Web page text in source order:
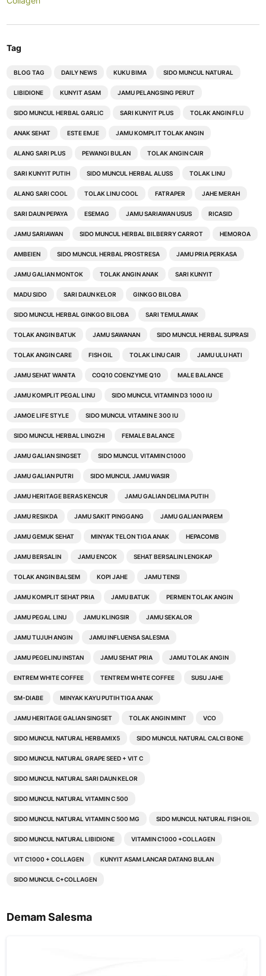
Tag
BLOG TAG DAILY NEWS KUKU BIMA SIDO MUNCUL NATURAL
LIBIDIONE KUNYIT ASAM JAMU PELANGSING PERUT
SIDO MUNCUL HERBAL GARLIC SARI KUNYIT PLUS TOLAK ANGIN FLU
ANAK SEHAT ESTE EMJE JAMU KOMPLIT TOLAK ANGIN
ALANG SARI PLUS PEWANGI BULAN TOLAK ANGIN CAIR
SARI KUNYIT PUTIH SIDO MUNCUL HERBAL ALUSS TOLAK LINU
ALANG SARI COOL TOLAK LINU COOL FATRAPER JAHE MERAH
SARI DAUN PEPAYA ESEMAG JAMU SARIAWAN USUS RICASID
JAMU SARIAWAN SIDO MUNCUL HERBAL BILBERRY CARROT HEMOROA
AMBEIEN SIDO MUNCUL HERBAL PROSTRESA JAMU PRIA PERKASA
JAMU GALIAN MONTOK TOLAK ANGIN ANAK SARI KUNYIT
MADU SIDO SARI DAUN KELOR GINKGO BILOBA
SIDO MUNCUL HERBAL GINKGO BILOBA SARI TEMULAWAK
TOLAK ANGIN BATUK JAMU SAWANAN SIDO MUNCUL HERBAL SUPRASI
TOLAK ANGIN CARE FISH OIL TOLAK LINU CAIR JAMU ULU HATI
JAMU SEHAT WANITA COQ10 COENZYME Q10 MALE BALANCE
JAMU KOMPLIT PEGAL LINU SIDO MUNCUL VITAMIN D3 1000 IU
JAMOE LIFE STYLE SIDO MUNCUL VITAMIN E 300 IU
SIDO MUNCUL HERBAL LINGZHI FEMALE BALANCE
JAMU GALIAN SINGSET SIDO MUNCUL VITAMIN C1000
JAMU GALIAN PUTRI SIDO MUNCUL JAMU WASIR
JAMU HERITAGE BERAS KENCUR JAMU GALIAN DELIMA PUTIH
JAMU RESIKDA JAMU SAKIT PINGGANG JAMU GALIAN PAREM
JAMU GEMUK SEHAT MINYAK TELON TIGA ANAK HEPACOMB
JAMU BERSALIN JAMU ENCOK SEHAT BERSALIN LENGKAP
TOLAK ANGIN BALSEM KOPI JAHE JAMU TENSI
JAMU KOMPLIT SEHAT PRIA JAMU BATUK PERMEN TOLAK ANGIN
JAMU PEGAL LINU JAMU KLINGSIR JAMU SEKALOR
JAMU TUJUH ANGIN JAMU INFLUENSA SALESMA
JAMU PEGELINU INSTAN JAMU SEHAT PRIA JAMU TOLAK ANGIN
ENTREM WHITE COFFEE TENTREM WHITE COFFEE SUSU JAHE
SM-DIABE MINYAK KAYU PUTIH TIGA ANAK
JAMU HERITAGE GALIAN SINGSET TOLAK ANGIN MINT VCO
SIDO MUNCUL NATURAL HERBAMIX5 SIDO MUNCUL NATURAL CALCI BONE
SIDO MUNCUL NATURAL GRAPE SEED + VIT C
SIDO MUNCUL NATURAL SARI DAUN KELOR
SIDO MUNCUL NATURAL VITAMIN C 500
SIDO MUNCUL NATURAL VITAMIN C 500 MG SIDO MUNCUL NATURAL FISH OIL
SIDO MUNCUL NATURAL LIBIDIONE VITAMIN C1000 +COLLAGEN
VIT C1000 + COLLAGEN KUNYIT ASAM LANCAR DATANG BULAN
SIDO MUNCUL C+COLLAGEN
Demam Salesma